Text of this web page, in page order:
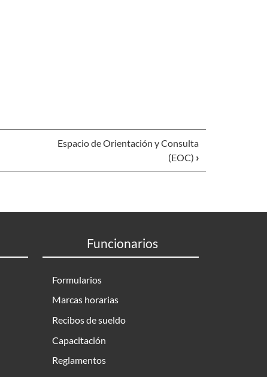
Espacio de Orientación y Consulta
(EOC) ›
Funcionarios
Formularios
Marcas horarias
Recibos de sueldo
Capacitación
Reglamentos